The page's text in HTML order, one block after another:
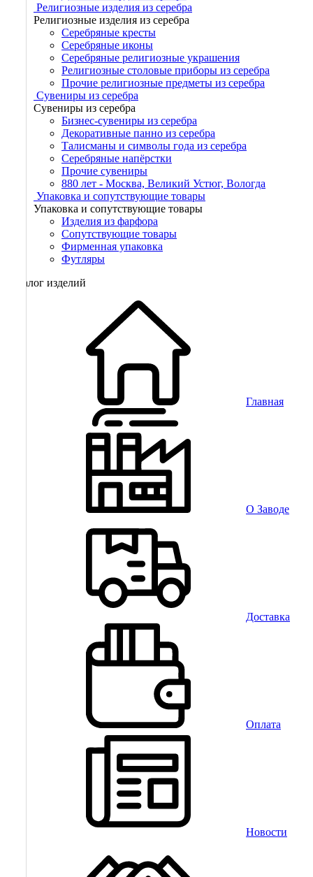
Религиозные изделия из серебра
Религиозные изделия из серебра
Серебряные кресты
Серебряные иконы
Серебряные религиозные украшения
Религиозные столовые приборы из серебра
Прочие религиозные предметы из серебра
Сувениры из серебра
Сувениры из серебра
Бизнес-сувениры из серебра
Декоративные панно из серебра
Талисманы и символы года из серебра
Серебряные напёрстки
Прочие сувениры
880 лет - Москва, Великий Устюг, Вологда
Упаковка и сопутствующие товары
Упаковка и сопутствующие товары
Изделия из фарфора
Сопутствующие товары
Фирменная упаковка
Футляры
Каталог изделий
Главная
О Заводе
Доставка
Оплата
Новости